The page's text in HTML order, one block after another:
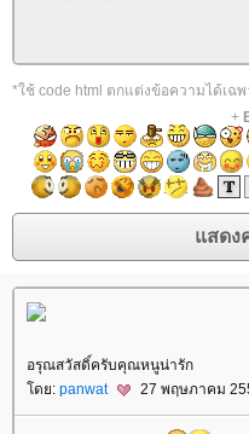
*ใช้ code html ตกแต่งข้อความได้เฉ
+
อรุณสวัสดิ์ครับคุณหนูน่ารัก
ดย: panwat 27 พฤษภาคม